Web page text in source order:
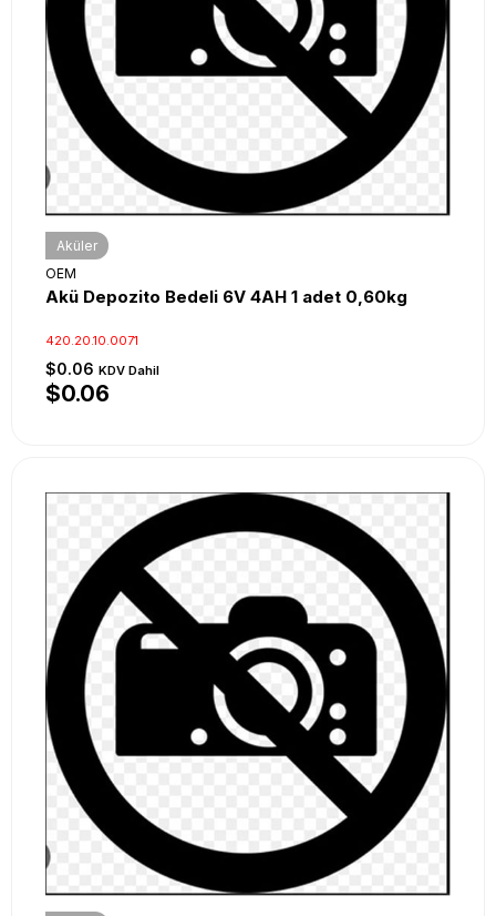
Aküler
OEM
Akü Depozito Bedeli 6V 4AH 1 adet 0,60kg
420.20.10.0071
$0.06 KDV Dahil
$0.06